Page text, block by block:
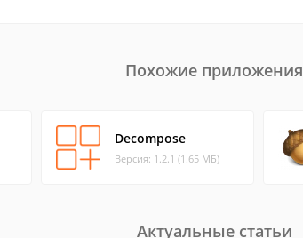
Похожие приложения
Decompose
Версия: 1.2.1 (1.65 МБ)
Актуальные статьи